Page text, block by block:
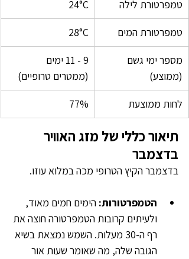
טמפרטורת לילה 24°C
טמפרטורת המים 28°C
מספר ימי גשם
(ממוצע)
9 - 11 ימים
(ממטרים טרופיים)
לחות ממוצעת 77%
תיאור כללי של מזג האוויר
בדצמבר
בדצמבר הקיץ הטרופי מכה במלוא עוזו.
הטמפרטורות: הימים חמים מאוד,
ולעיתים קרובות הטמפרטורה חוצה את
רף ה-30 מעלות. השמש נמצאת בשיא
הגובה שלה, מה שאומר שעות אור